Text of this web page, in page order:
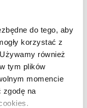
do tego, aby
korzystać z
również
tym plików
momencie
zgodę na
brutto